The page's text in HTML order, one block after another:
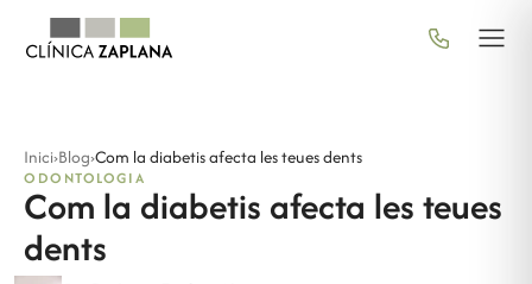
Inici›Blog›Com la diabetis afecta les teues dents
ODONTOLOGIA
Com la diabetis afecta les teues
dents